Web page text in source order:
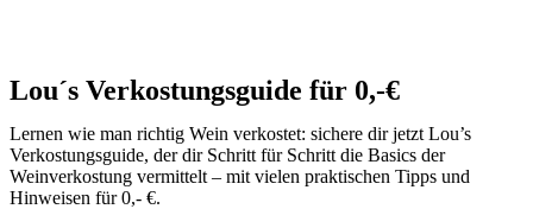
Lou´s Verkostungsguide für 0,-€
Lernen wie man richtig Wein verkostet: sichere dir jetzt Lou’s
Verkostungsguide, der dir Schritt für Schritt die Basics der
Weinverkostung vermittelt – mit vielen praktischen Tipps und
Hinweisen für 0,- €.